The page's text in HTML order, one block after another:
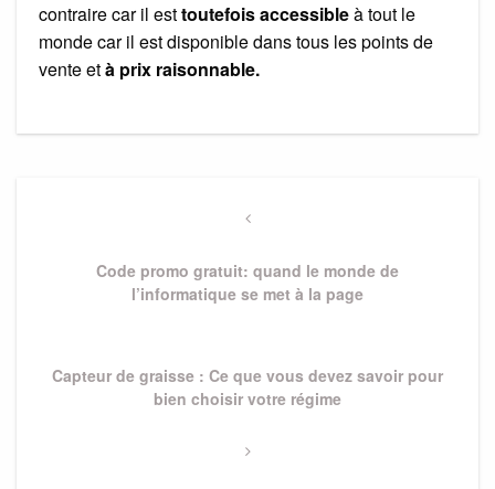
contraire car il esttoutefois accessibleà tout le
monde car il est disponible dans tous les points de
vente età prix raisonnable.
Previous
Code promo gratuit: quand le monde de
l’informatique se met à la page
Next
Capteur de graisse : Ce que vous devez savoir pour
bien choisir votre régime